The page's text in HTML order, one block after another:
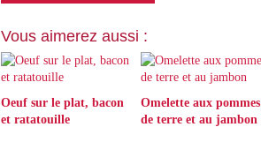
Vous aimerez aussi :
Oeuf sur le plat, bacon
et ratatouille
Omelette aux pommes
de terre et au jambon